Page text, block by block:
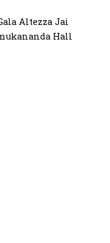
Altezza Jai
Hall